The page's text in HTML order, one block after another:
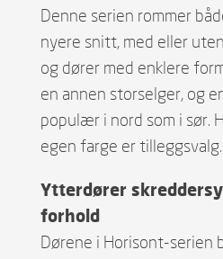
Denne serien rommer
nyere snitt, med eller
og dører med enklere
en annen storselger, og
populær i nord som i sør.
egen farge er tilleggsvalg.
Ytterdører
forhold
Dørene i Horisont-